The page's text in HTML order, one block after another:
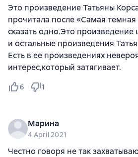
Это произведение Татьяны
прочитала после «Самая
сказать одно.Это произведение
и остальные произведения
Есть в ее произведениях
интерес,который затягивает.
6 1
Марина
4 April 2021
Честно говоря не так